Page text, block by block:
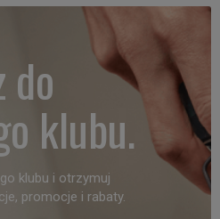
do
klubu.
klubu i otrzymuj
promocje i rabaty.